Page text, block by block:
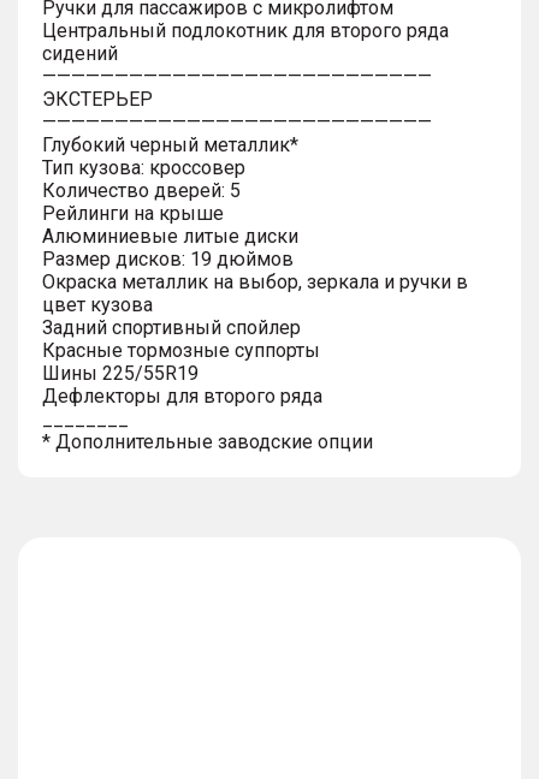
Ручки для пассажиров с микролифтом
Центральный подлокотник для второго ряда
сидений
———————————————————————————
ЭКСТЕРЬЕР
———————————————————————————
Глубокий черный металлик*
Тип кузова: кроссовер
Количество дверей: 5
Рейлинги на крыше
Алюминиевые литые диски
Размер дисков: 19 дюймов
Окраска металлик на выбор, зеркала и ручки в
цвет кузова
Задний спортивный спойлер
Красные тормозные суппорты
Шины 225/55R19
Дефлекторы для второго ряда
* Дополнительные заводские опции